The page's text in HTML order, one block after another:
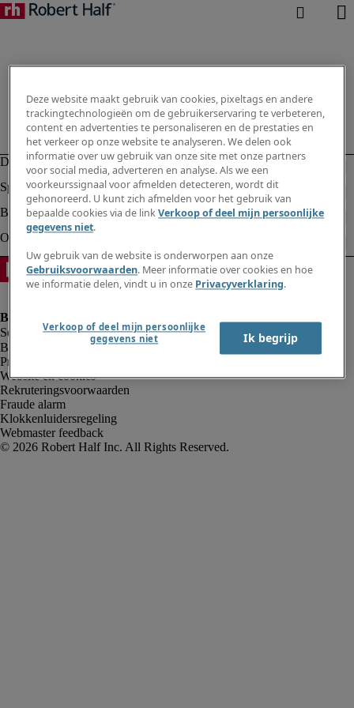
Bedrijfsinformatie
Privacyverklaring
Website en cookies
Rekruteringsvoorwaarden
Fraude alarm
Klokkenluidersregeling
Webmaster feedback
Deze website maakt gebruik van cookies, pixeltags en andere
trackingtechnologieën om de gebruikerservaring te verbeteren,
content en advertenties te personaliseren en de prestaties en
het verkeer op onze website te analyseren. We delen ook
informatie over uw gebruik van onze site met onze partners
voor social media, adverteren en analyse. Als we een
voorkeurssignaal voor afmelden detecteren, wordt dit
gehonoreerd. U kunt zich afmelden voor het gebruik van
bepaalde cookies via de linkVerkoop of deel mijn persoonlijke
gegevens niet.
Uw gebruik van de website is onderworpen aan onze
Gebruiksvoorwaarden. Meer informatie over cookies en hoe
we informatie delen, vindt u in onze Privacyverklaring.
Verkoop of deel mijn persoonlijke
gegevens niet
Ik begrijp